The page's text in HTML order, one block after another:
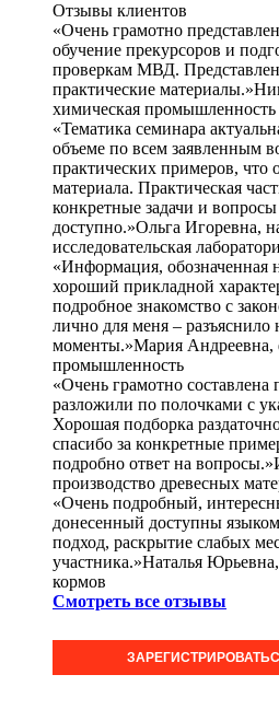
Отзывы клиентов
«Очень грамотно
обучение прекурсоров и
проверкам МВД.
практические
химическая промышленность
«Тематика семинара
объеме по всем заявленным
практических примеров, что
материала. Практическая
конкретные задачи и
доступно.»Ольга Игоревна,
исследовательская
«Информация, обозначенная
хороший прикладной
подробное знакомство с
лично для меня – разъяснило
моменты.»Мария Андреевна,
промышленность
«Очень грамотно составлена
разложили по полочками с
Хорошая подборка
спасибо за конкретные
подробно ответ на
производство древесных
«Очень подробный,
донесенный доступны
подход, раскрытие слабых
участника.»Наталья
кормов
Смотреть все отзывы